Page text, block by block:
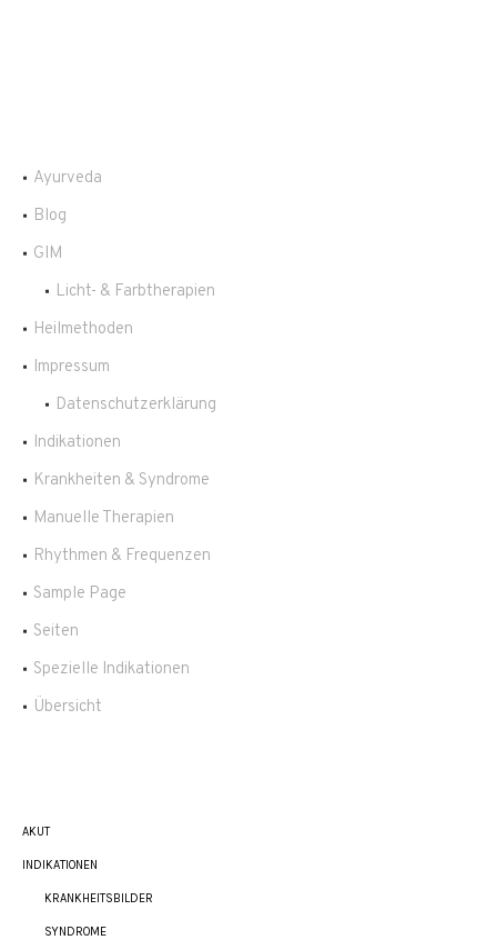
Ayurveda
Blog
GIM
Licht- & Farbtherapien
Heilmethoden
Impressum
Datenschutzerklärung
Indikationen
Krankheiten & Syndrome
Manuelle Therapien
Rhythmen & Frequenzen
Sample Page
Seiten
Spezielle Indikationen
Übersicht
AKUT
INDIKATIONEN
KRANKHEITSBILDER
SYNDROME